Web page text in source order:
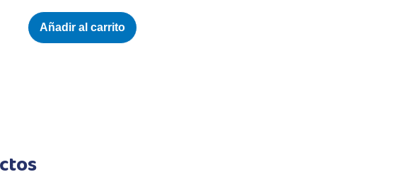
Añadir al carrito